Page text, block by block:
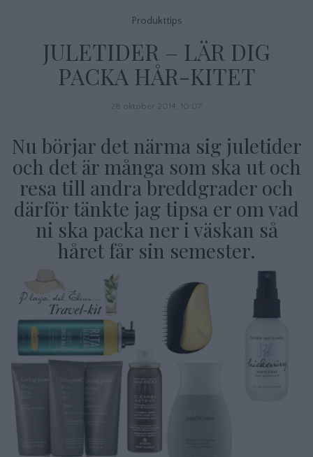
Produkttips
JULETIDER – LÄR DIG
PACKA HÅR-KITET
28 oktober 2014, 10:07
Nu börjar det närma sig juletider
och det är många som ska ut och
resa till andra breddgrader och
därför tänkte jag tipsa er om vad
ni ska packa ner i väskan så
håret får sin semester.